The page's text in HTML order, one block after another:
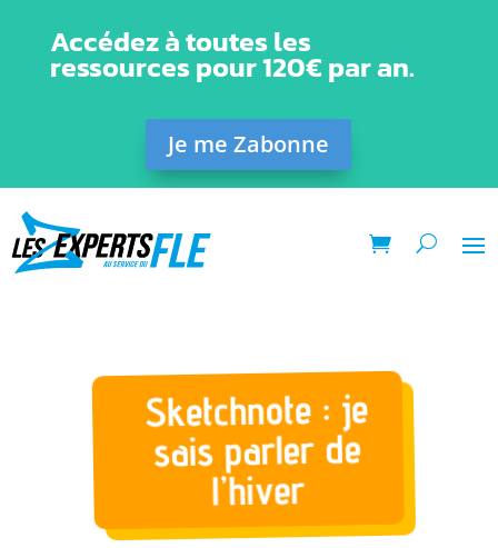
Accédez à toutes les
ressources pour 120€ par an.
Je me Zabonne
Sketchnote : je
sais parler de
l’hiver